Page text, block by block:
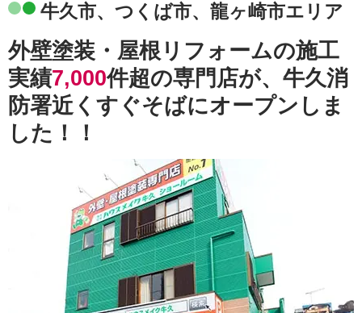
牛久市、つくば市、龍ヶ崎市エリア
外壁塗装・屋根リフォームの施工
実績7,000件超の専門店が、牛久消
防署近くすぐそばにオープンしま
した！！